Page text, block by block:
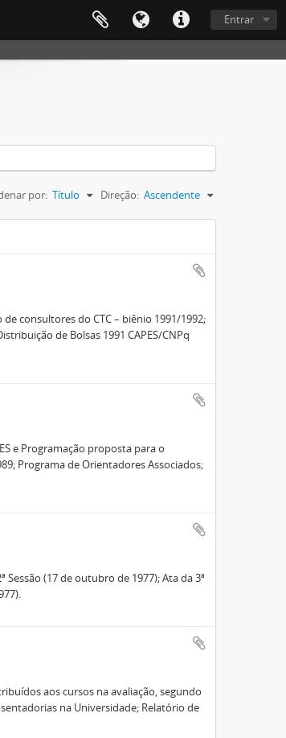
Entrar
por: Título Direção: Ascendente
consultores do CTC – biênio 1991/1992;
de Bolsas 1991 CAPES/CNPq
e Programação proposta para o
Programa de Orientadores Associados;
Sessão (17 de outubro de 1977); Ata da 3ª
aos cursos na avaliação, segundo
na Universidade; Relatório de